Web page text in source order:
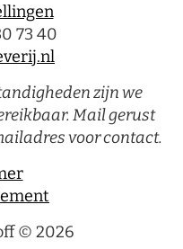
73 40
zijn we
Mail gerust
voor contact.
© 2026